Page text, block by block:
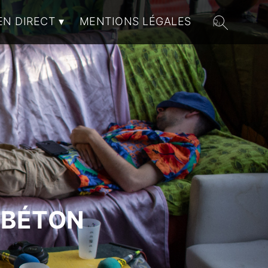
DIRECT MENTIONS LÉGALES